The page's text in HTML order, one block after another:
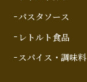
パスタソース
レトルト食品
スパイス・調味料